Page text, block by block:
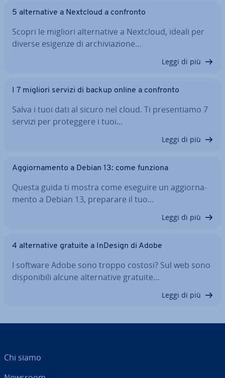
5 al­ter­na­ti­ve a Nextcloud a confronto
Scopri le migliori al­ter­na­ti­ve a Nextcloud, ideali per
diverse esigenze di ar­chi­via­zio­ne…
Leggi di più
I 7 migliori servizi di backup online a confronto
Salva i tuoi dati al sicuro nel cloud. Ti pre­sen­tia­mo 7
servizi per pro­teg­ge­re i tuoi…
Leggi di più
Ag­gior­na­men­to a Debian 13: come funziona
Questa guida ti mostra come eseguire un ag­gior­na­
men­to a Debian 13, preparare il tuo…
Leggi di più
4 al­ter­na­ti­ve gratuite a InDesign di Adobe
I software Adobe sono troppo costosi? Sul web sono
di­spo­ni­bi­li alcune al­ter­na­ti­ve gratuite…
Leggi di più
Chi siamo